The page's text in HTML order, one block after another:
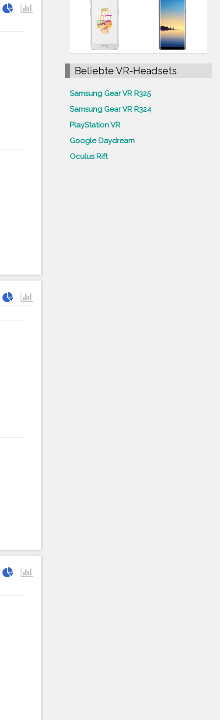
Beliebte VR-Headsets
Samsung Gear VR R325
Samsung Gear VR R324
PlayStation VR
Google Daydream
Oculus Rift